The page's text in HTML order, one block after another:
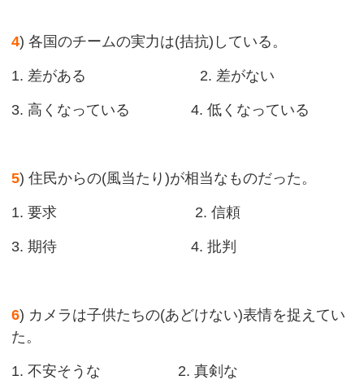
4) 各国のチームの実力は(拮抗)している。
1. 差がある 2. 差がない
3. 高くなっている 4. 低くなっている
5) 住民からの(風当たり)が相当なものだった。
1. 要求 2. 信頼
3. 期待 4. 批判
6) カメラは子供たちの(あどけない)表情を捉えてい
た。
1. 不安そうな 2. 真剣な